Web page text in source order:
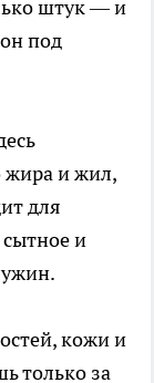
штук — и
под
жира и жил,
для
и
кожи и
только за